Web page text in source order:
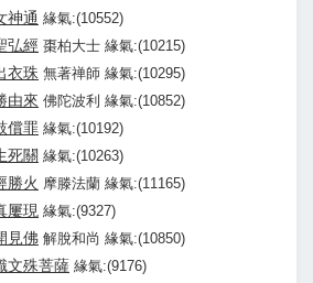
神通 緣氣:(10552)
弘經 棗柏大士 緣氣:(10215)
衣珠 無著禅師 緣氣:(10295)
由來 佛陀波利 緣氣:(10852)
償罪 緣氣:(10192)
死關 緣氣:(10263)
勝火 摩滕法蘭 緣氣:(11165)
屢現 緣氣:(9327)
見佛 解脫和尚 緣氣:(10850)
文殊菩薩 緣氣:(9176)